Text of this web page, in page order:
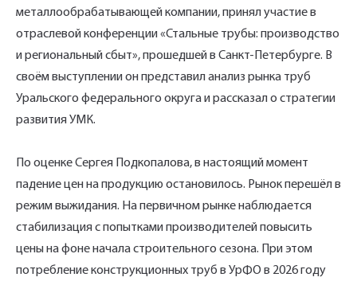
металлообрабатывающей компании, принял участие в
отраслевой конференции «Стальные трубы: производство
и региональный сбыт», прошедшей в Санкт-Петербурге. В
своём выступлении он представил анализ рынка труб
Уральского федерального округа и рассказал о стратегии
развития УМК.
По оценке Сергея Подкопалова, в настоящий момент
падение цен на продукцию остановилось. Рынок перешёл в
режим выжидания. На первичном рынке наблюдается
стабилизация с попытками производителей повысить
цены на фоне начала строительного сезона. При этом
потребление конструкционных труб в УрФО в 2026 году
Ссылка для подтверждения
стоимость прямо по телефону.
Наименование и количество интересуемой продукции.
Заполните форму обратной связи, и наши
менеджеры перезвонят вам в ближайшее
Имя*